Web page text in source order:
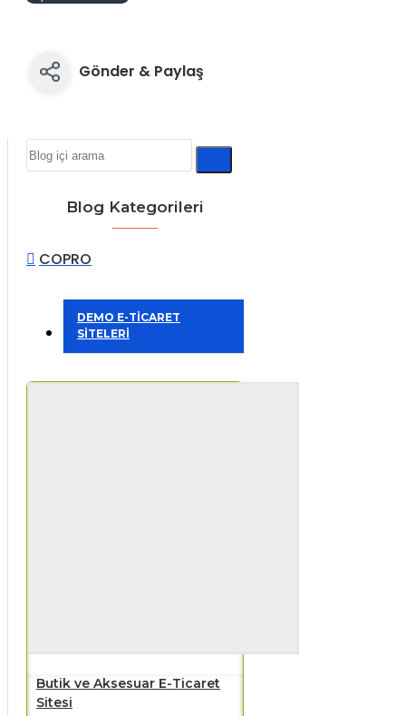
Gönder & Paylaş
Blog Kategorileri
COPRO
DEMO E-TİCARET
SİTELERİ
Butik ve Aksesuar E-Ticaret
Sitesi